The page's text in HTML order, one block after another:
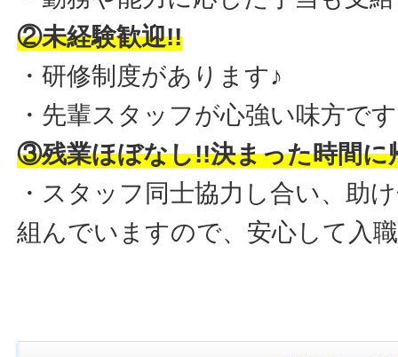
②未経験歓迎!!
・研修制度があります♪
・先輩スタッフが心強い味方で
③残業ほぼなし!!決まった時間に
・スタッフ同士協力し合い、助
組んでいますので、安心して入